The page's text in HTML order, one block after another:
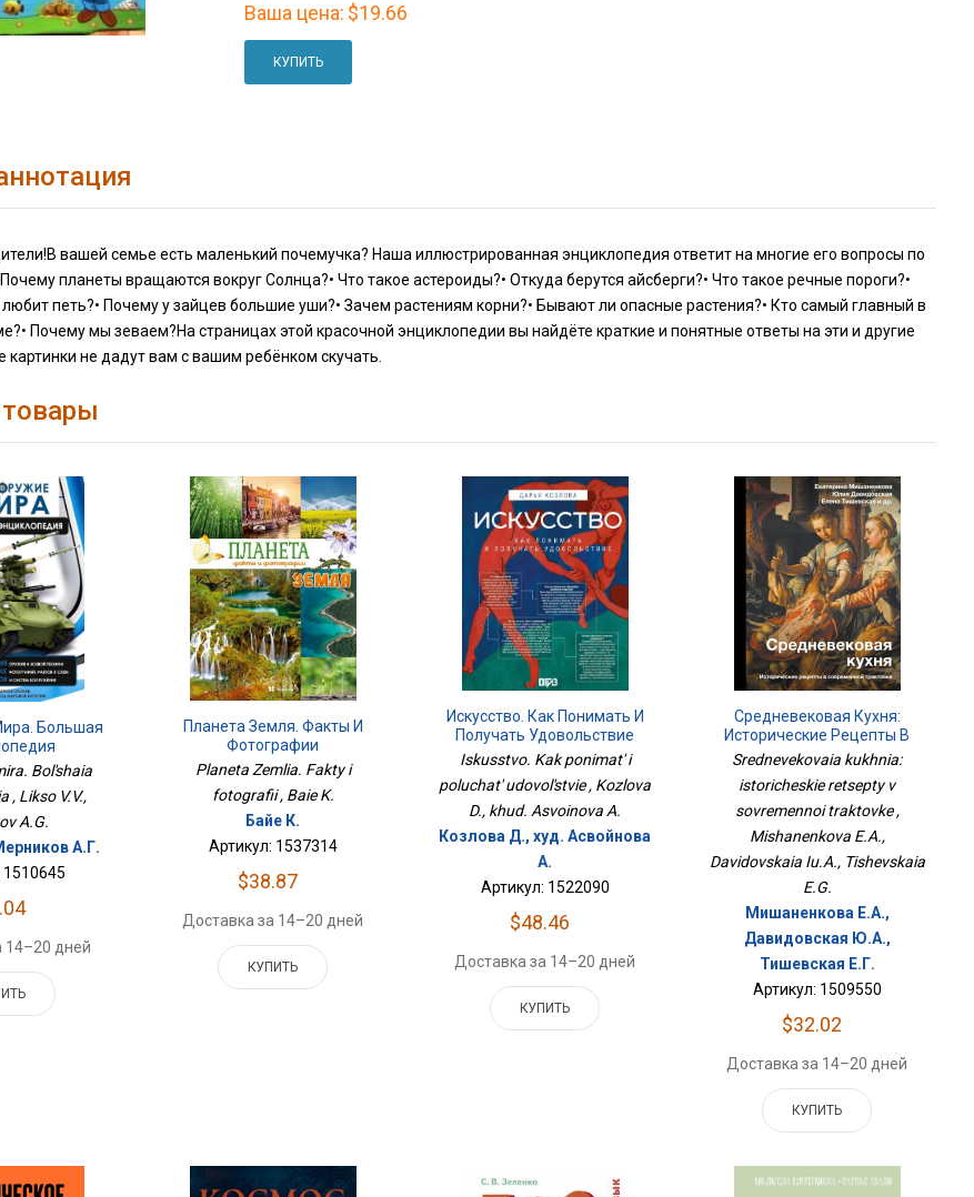
Ваша цена: $19.66
КУПИТЬ
вашей семье есть маленький почемучка? Наша иллюстрированная энциклопедия ответит на многие его вопросы по
планеты вращаются вокруг Солнца?• Что такое астероиды?• Откуда берутся айсберги?• Что такое речные пороги?•
петь?• Почему у зайцев большие уши?• Зачем растениям корни?• Бывают ли опасные растения?• Кто самый главный в
Почему мы зеваем?На страницах этой красочной энциклопедии вы найдёте краткие и понятные ответы на эти и другие
картинки не дадут вам с вашим ребёнком скучать.
Большая
Bol'shaia
, Likso V.V.,
A.G.
А.Г.
1510645
14–20 дней
Планета Земля. Факты И
Фотографии
Planeta Zemlia. Fakty i
fotografii , Baie K.
Байе К.
Артикул: 1537314
$38.87
Доставка за 14–20 дней
КУПИТЬ
Искусство. Как Понимать И
Получать Удовольствие
Iskusstvo. Kak ponimat' i
poluchat' udovol'stvie , Kozlova
D., khud. Asvoinova A.
Козлова Д., худ. Асвойнова
А.
Артикул: 1522090
$48.46
Доставка за 14–20 дней
КУПИТЬ
Средневековая Кухня:
Исторические Рецепты В
Современной Трактовке
Srednevekovaia kukhnia:
istoricheskie retsepty v
sovremennoi traktovke ,
Mishanenkova E.A.,
Davidovskaia Iu.A., Tishevskaia
E.G.
Мишаненкова Е.А.,
Давидовская Ю.А.,
Тишевская Е.Г.
Артикул: 1509550
$32.02
Доставка за 14–20 дней
КУПИТЬ